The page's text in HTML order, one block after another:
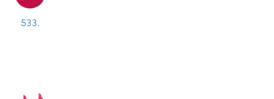
533.